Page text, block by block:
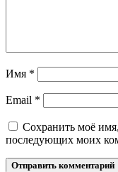
Имя *
Email *
Сохранить моё
последующих моих